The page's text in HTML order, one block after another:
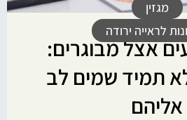
מגזין
לראייה ירודה
אצל מבוגרים:
תמיד שמים לב
אליהם